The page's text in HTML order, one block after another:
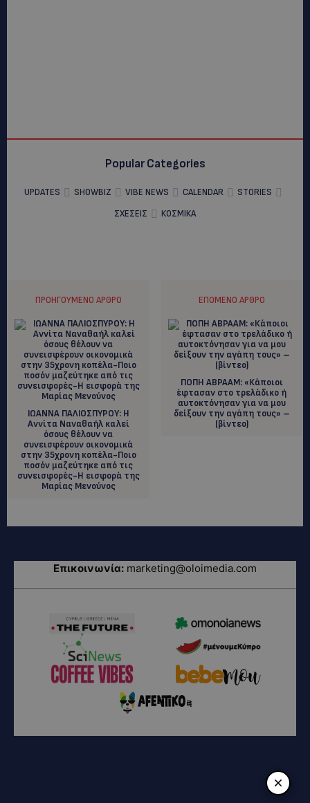
Popular Categories
UPDATES SHOWBIZ VIBE NEWS CALENDAR
STORIES
ΣΧΕΣΕΙΣ
ΚΟΣΜΙΚΑ
ΠΡΟΗΓΟΎΜΕΝΟ ΆΡΘΡΟ
ΙΩΑΝΝΑ ΠΑΛΙΟΣΠΥΡΟΥ: Η
Αννίτα Ναναθαήλ καλεί
όσους θέλουν να
συνεισφέρουν οικονομικά
στην 35χρονη κοπέλα-Ποιο
ποσόν μαζεύτηκε από τις
συνεισφορές-Η εισφορά της
Μαρίας Μενούνος
ΕΠΌΜΕΝΟ ΆΡΘΡΟ
ΠOΠΗ ΑΒΡΑΑΜ: «Κάποιοι
έφτασαν στο τρελάδικο ή
αυτοκτόνησαν για να μου
δείξουν την αγάπη τους» –
(βίντεο)
Επικοινωνία: marketing@oloimedia.com